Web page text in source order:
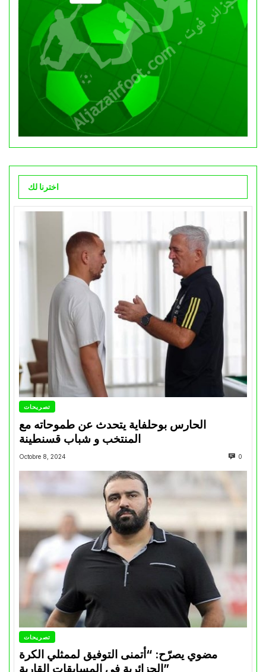
اخترنا لك
تصريحات
الحارس بوحلفاية يتحدث عن طموحاته مع
المنتخب و شباب قسنطينة
Octobre 8, 2024 0
تصريحات
مضوي يصرّح: “أتمنى التوفيق لممثلي الكرة
الجزائرية في المسابقات القارية”